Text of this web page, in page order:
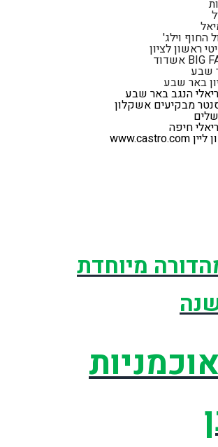
החוף וילג'
ראשון לציון
BIG אשדוד
שבע
באר שבע
הנגב באר שבע
מבקיעים אשקלון
חיפה
לייןwww.castro.com
מיוחדת